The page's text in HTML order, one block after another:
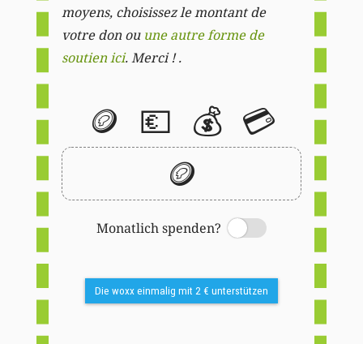
moyens, choisissez le montant de
votre don ou une autre forme de
soutien ici. Merci ! .
🪙 💶 💰 💳
🪙
Monatlich spenden?
Switch
Die woxx einmalig mit 2 € unterstützen